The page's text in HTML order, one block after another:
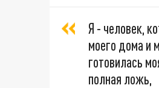
Я - человек,
моего дома и
готовилась
полная ложь,